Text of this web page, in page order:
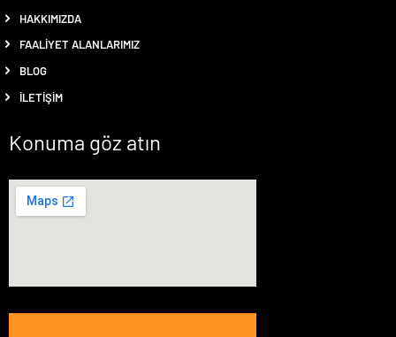
HAKKIMIZDA
FAALIYET ALANLARIMIZ
BLOG
İLETIŞIM
Konuma göz atın